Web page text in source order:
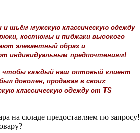
и шьём мужскую классическую одежду
костюмы и пиджаки высокого
элегантный образ и
индивидуальным предпочтениям!
чтобы каждый наш оптовый клиент
доволен, продавая в своих
классическую одежду от TS
на складе предоставляем по запросу!